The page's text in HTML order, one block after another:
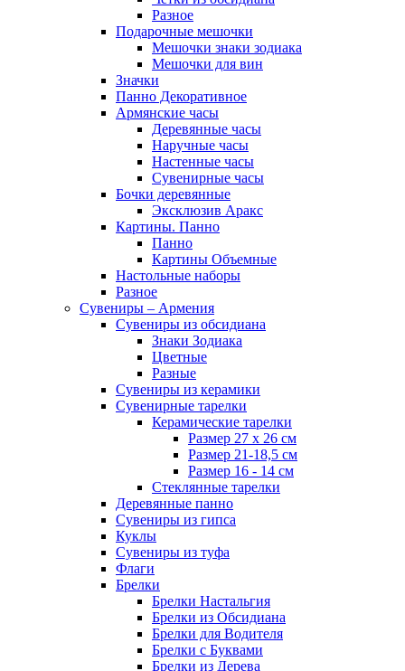
Разное
Подарочные мешочки
Мешочки знаки зодиака
Мешочки для вин
Значки
Панно Декоративное
Армянские часы
Деревянные часы
Наручные часы
Настенные часы
Сувенирные часы
Бочки деревянные
Эксклюзив Аракс
Картины. Панно
Панно
Картины Объемные
Настольные наборы
Разное
Сувениры – Армения
Сувениры из обсидиана
Знаки Зодиака
Цветные
Разные
Сувениры из керамики
Сувенирные тарелки
Керамические тарелки
Размер 27 х 26 см
Размер 21-18,5 см
Размер 16 - 14 см
Стеклянные тарелки
Деревянные панно
Сувениры из гипса
Куклы
Сувениры из туфа
Флаги
Брелки
Брелки Настальгия
Брелки из Обсидиана
Брелки для Водителя
Брелки с Буквами
Брелки из Дерева